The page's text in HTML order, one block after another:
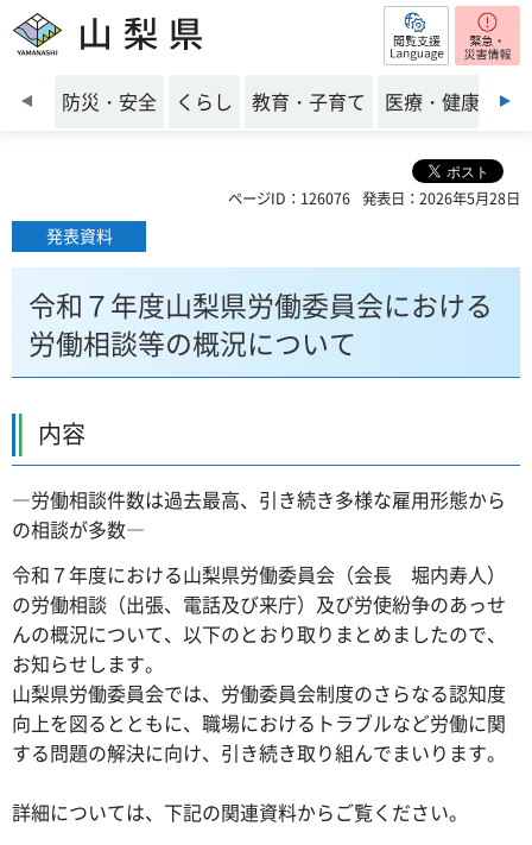
山梨県 閲覧支援
前のスライドを表示
防災・安全 くらし 教育・子育て 医療・健康・福
ページID：126076 発表日：2026年5月28日
発表資料
令和７年度山梨県労働委員会における
労働相談等の概況について
内容
―労働相談件数は過去最高、引き続き多様な雇用形態から
の相談が多数―
令和７年度における山梨県労働委員会（会長 堀内寿人）
の労働相談（出張、電話及び来庁）及び労使紛争のあっせ
んの概況について、以下のとおり取りまとめましたので、
お知らせします。
山梨県労働委員会では、労働委員会制度のさらなる認知度
向上を図るとともに、職場におけるトラブルなど労働に関
する問題の解決に向け、引き続き取り組んでまいります。
詳細については、下記の関連資料からご覧ください。